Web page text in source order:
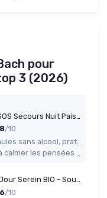
pour
3 (2026)
/10
SOS Secours Jour Serein BIO - Soutien émotionnel - Fleurs de Bach Authentiques - 470 Granules -Sans Alcool 19.5 g (Lot de 1) Granules
/10